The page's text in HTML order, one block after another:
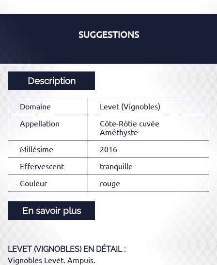
SUGGESTIONS
Description
Domaine
Levet (Vignobles)
Appellation
Côte-Rôtie cuvée
Améthyste
Millésime
2016
Effervescent
tranquille
Couleur
rouge
En savoir plus
LEVET (VIGNOBLES)EN DÉTAIL :
Vignobles Levet. Ampuis.